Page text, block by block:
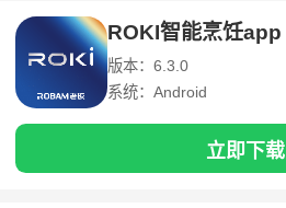
ROKI智能烹饪app
版本：6.3.0
系统：Android
立即下载